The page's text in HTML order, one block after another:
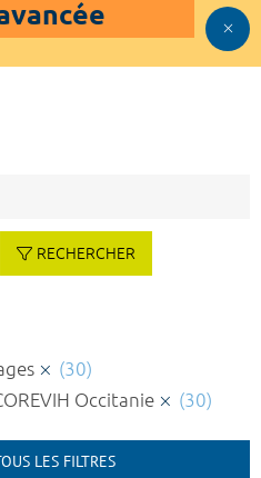
RECHERCHER
(30)
Occitanie
(30)
LES FILTRES